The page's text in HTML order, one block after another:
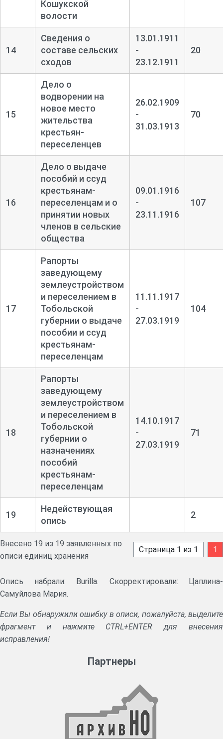
Кошукской
волости
14
Сведения о
составе сельских
сходов
13.01.1911
-
23.12.1911
20
15
Дело о
водворении на
новое место
жительства
крестьян-
переселенцев
26.02.1909
-
31.03.1913
70
16
Дело о выдаче
пособий и ссуд
крестьянам-
переселенцам и о
принятии новых
членов в сельские
общества
09.01.1916
-
23.11.1916
107
17
Рапорты
заведующему
землеустройством
и переселением в
Тобольской
губернии о выдаче
пособии и ссуд
крестьянам-
переселенцам
11.11.1917
-
27.03.1919
104
18
Рапорты
заведующему
землеустройством
и переселением в
Тобольской
губернии о
назначениях
пособий
крестьянам-
переселенцам
14.10.1917
-
27.03.1919
71
19
Недействующая
опись
2
Внесено 19 из 19 заявленных по
описи единиц хранения
Страница 1 из 1 1
Опись набрали: Burilla. Скорректировали: Цаплина-
Самуйлова Мария.
Если Вы обнаружили ошибку в описи, пожалуйста, выделите
фрагмент и нажмите CTRL+ENTER для внесения
исправления!
Партнеры